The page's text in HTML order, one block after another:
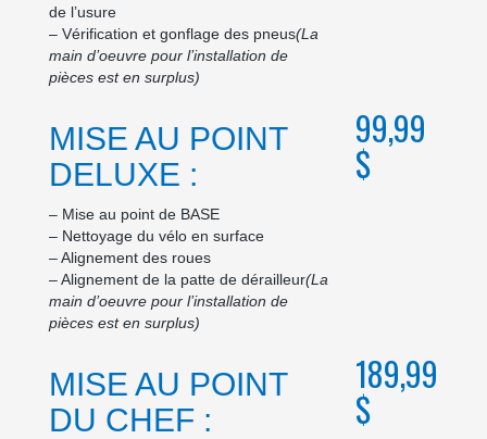
de l’usure
– Vérification et gonflage des pneus(La
main d’oeuvre pour l’installation de
pièces est en surplus)
MISE AU POINT
DELUXE :
99,99
$
– Mise au point de BASE
– Nettoyage du vélo en surface
– Alignement des roues
– Alignement de la patte de dérailleur(La
main d’oeuvre pour l’installation de
pièces est en surplus)
MISE AU POINT
DU CHEF :
189,99
$